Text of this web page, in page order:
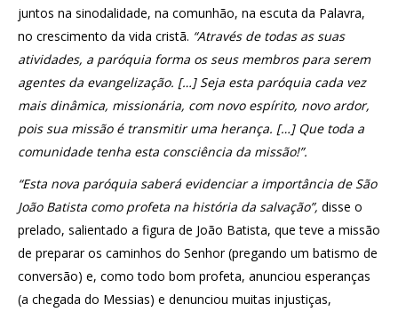
juntos na sinodalidade, na comunhão, na escuta da Palavra,
no crescimento da vida cristã. “Através de todas as suas
atividades, a paróquia forma os seus membros para serem
agentes da evangelização. […] Seja esta paróquia cada vez
mais dinâmica, missionária, com novo espírito, novo ardor,
pois sua missão é transmitir uma herança. […] Que toda a
comunidade tenha esta consciência da missão!”.
“Esta nova paróquia saberá evidenciar a importância de São
João Batista como profeta na história da salvação”, disse o
prelado, salientado a figura de João Batista, que teve a missão
de preparar os caminhos do Senhor (pregando um batismo de
conversão) e, como todo bom profeta, anunciou esperanças
(a chegada do Messias) e denunciou muitas injustiças,